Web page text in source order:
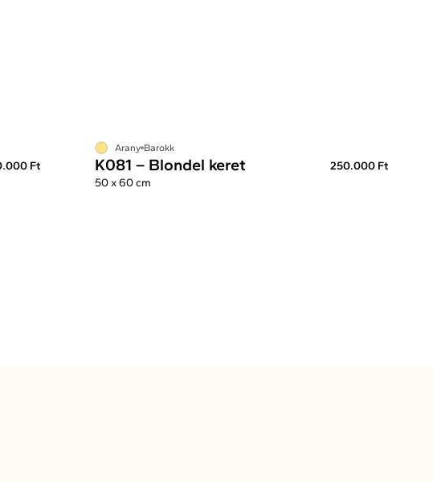
Ft
Arany Barokk
K081 – Blondel keret
250.000 Ft
50 x 60 cm